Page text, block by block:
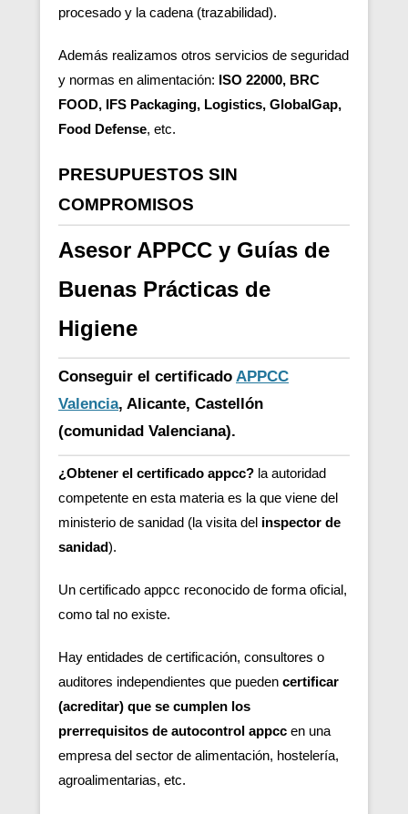
procesado y la cadena (trazabilidad).
Además realizamos otros servicios de seguridad
y normas en alimentación: ISO 22000, BRC
FOOD, IFS Packaging, Logistics, GlobalGap,
Food Defense, etc.
PRESUPUESTOS SIN
COMPROMISOS
Asesor APPCC y Guías de
Buenas Prácticas de
Higiene
Conseguir el certificado APPCC
Valencia, Alicante, Castellón
(comunidad Valenciana).
¿Obtener el certificado appcc? la autoridad
competente en esta materia es la que viene del
ministerio de sanidad (la visita del inspector de
sanidad).
Un certificado appcc reconocido de forma oficial,
como tal no existe.
Hay entidades de certificación, consultores o
auditores independientes que pueden certificar
(acreditar) que se cumplen los
prerrequisitos de autocontrol appcc en una
empresa del sector de alimentación, hostelería,
agroalimentarias, etc.